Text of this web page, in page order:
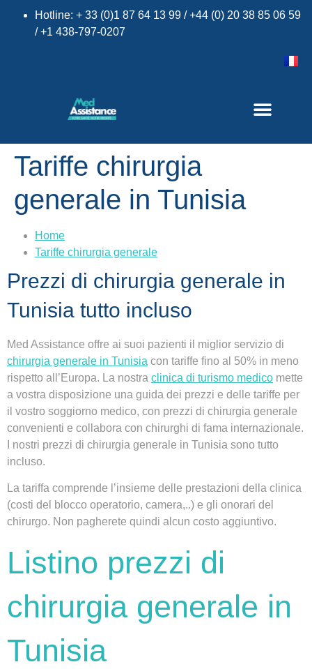
Hotline: + 33 (0)1 87 64 13 99 / +44 (0) 20 38 85 06 59
/ +1 438-797-0207
Tariffe chirurgia
generale in Tunisia
Home
Tariffe chirurgia generale
Prezzi di chirurgia generale in
Tunisia tutto incluso
Med Assistance offre ai suoi pazienti il miglior servizio di
chirurgia generale in Tunisia con tariffe fino al 50% in meno
rispetto all’ Europa. La nostra clinica di turismo medico mette
a vostra disposizione una guida dei prezzi e delle tariffe per
il vostro soggiorno medico, con prezzi di chirurgia generale
convenienti e collabora con chirurghi di fama internazionale.
I nostri prezzi di chirurgia generale in Tunisia sono tutto
incluso.
La tariffa comprende l’insieme delle prestazioni della clinica
(costi del blocco operatorio, camera,..) e gli onorari del
chirurgo. Non pagherete quindi alcun costo aggiuntivo.
Listino prezzi di
chirurgia generale in
Tunisia